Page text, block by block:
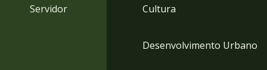
Servidor Cultura
Desenvolvimento Urbano